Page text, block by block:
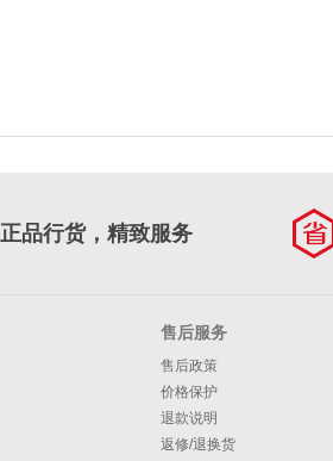
正品行货，精致服务
售后服务
售后政策
价格保护
退款说明
返修/退换货